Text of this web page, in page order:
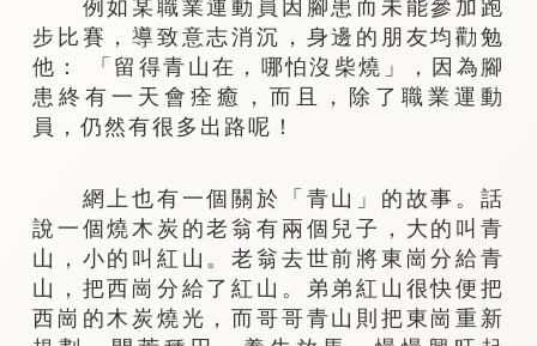
例如某職業運動員因腳患而未能參加跑
步比賽，導致意志消沉，身邊的朋友均勸勉
他： 「留得青山在，哪怕沒柴燒」，因為腳
患終有一天會痊癒，而且，除了職業運動
員，仍然有很多出路呢！
網上也有一個關於「青山」的故事。話
說一個燒木炭的老翁有兩個兒子，大的叫青
山，小的叫紅山。老翁去世前將東崗分給青
山，把西崗分給了紅山。弟弟紅山很快便把
西崗的木炭燒光，而哥哥青山則把東崗重新